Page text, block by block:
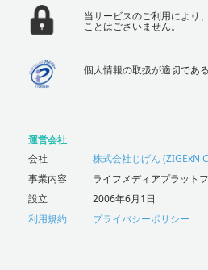
当サービスのご利用により
ことはございません。
個人情報の取扱が適切であ
運営会社
会社
株式会社じげん (ZIGExN
事業内容
ライフメディアプラット
設立
2006年6月1日
利用規約
プライバシーポリシー